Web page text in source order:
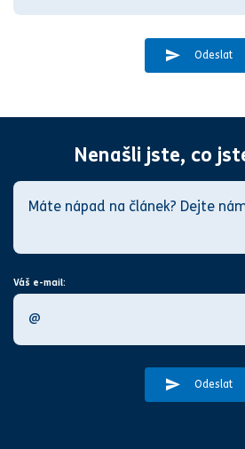
Odeslat
Nenašli jste, co
Váš e-mail:
Odeslat